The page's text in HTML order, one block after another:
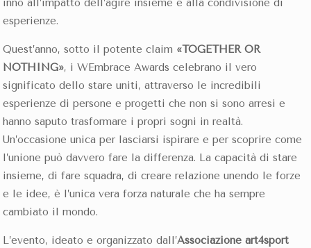
inno all’impatto dell’agire insieme e alla condivisione di
esperienze.
Quest’anno, sotto il potente claim «TOGETHER OR
NOTHING», i WEmbrace Awards celebrano il vero
significato dello stare uniti, attraverso le incredibili
esperienze di persone e progetti che non si sono arresi e
hanno saputo trasformare i propri sogni in realtà.
Un’occasione unica per lasciarsi ispirare e per scoprire come
l’unione può davvero fare la differenza. La capacità di stare
insieme, di fare squadra, di creare relazione unendo le forze
e le idee, è l’unica vera forza naturale che ha sempre
cambiato il mondo.
L’evento, ideato e organizzato dall’Associazione art4sport